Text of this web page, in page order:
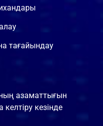
тағайындау
азаматтығын
кезінде